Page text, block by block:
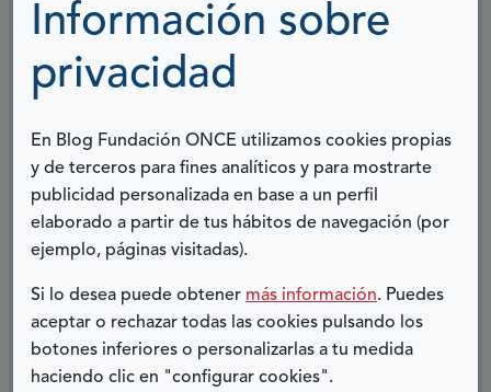
Información sobre
privacidad
En Blog Fundación ONCE utilizamos cookies propias
y de terceros para fines analíticos y para mostrarte
publicidad personalizada en base a un perfil
elaborado a partir de tus hábitos de navegación (por
ejemplo, páginas visitadas).
Si lo desea puede obtener más información. Puedes
aceptar o rechazar todas las cookies pulsando los
botones inferiores o personalizarlas a tu medida
haciendo clic en "configurar cookies".
inclusivos (3).
Como se dijo, la ciudad es un sistema de subsistemas
entre los usuarios espaciales y los actores relevantes
del espacio, e incorporando la dimensión de
inclusión, la ciudad se convertirá verdaderamente en
inteligente.El enfoque holístico es,por lo tanto,un
punto crucial del funcionamiento de una Smart
City.
Nataša Rebernik,